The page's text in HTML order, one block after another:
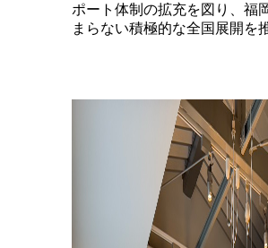
ポート体制の拡充を図り、福
まらない積極的な全国展開を